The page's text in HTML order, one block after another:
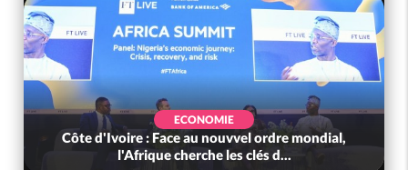
ECONOMIE
Côte d'Ivoire : Face au nouvvel ordre mondial,
l'Afrique cherche les clés d...